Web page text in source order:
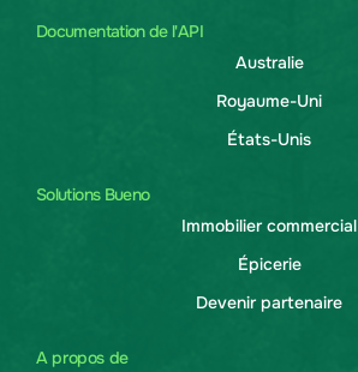
Documentation de l'API
Australie
Royaume-Uni
États-Unis
Solutions Bueno
Immobilier commercial
Épicerie
Devenir partenaire
A propos de